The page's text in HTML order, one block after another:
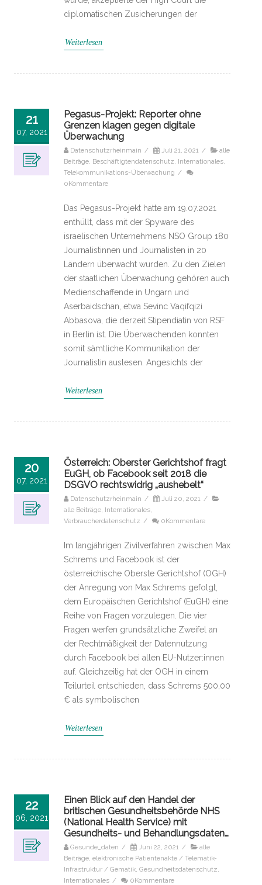
diplomatischen Zusicherungen der
Weiterlesen
21
07, 2021
Pegasus-Projekt: Reporter ohne
Grenzen klagen gegen digitale
Überwachung
Datenschutzrheinmain / Juli 21, 2021 /
alle
Beiträge Beschäftigtendatenschutz Internationales
Telekommunikations-Überwachung /
0Kommentare
Das Pegasus-Projekt hatte am 19.07.2021
enthüllt, dass mit der Spyware des
israelischen Unternehmens NSO Group 180
Journalistinnen und Journalisten in 20
Ländern überwacht wurden. Zu den Zielen
der staatlichen Überwachung gehören auch
Medienschaffende in Ungarn und
Aserbaidschan, etwa Sevinc Vaqifqizi
Abbasova, die derzeit Stipendiatin von RSF
in Berlin ist. Die Überwachenden konnten
somit sämtliche Kommunikation der
Journalistin auslesen. Angesichts der
Weiterlesen
20
07, 2021
Österreich: Oberster Gerichtshof fragt
EuGH, ob Facebook seit 2018 die
DSGVO rechtswidrig „aushebelt“
Datenschutzrheinmain / Juli 20, 2021 /
alle Beiträge Internationales
Verbraucherdatenschutz / 0Kommentare
Im langjährigen Zivilverfahren zwischen Max
Schrems und Facebook ist der
österreichische Oberste Gerichtshof (OGH)
der Anregung von Max Schrems gefolgt,
dem Europäischen Gerichtshof (EuGH) eine
Reihe von Fragen vorzulegen. Die vier
Fragen werfen grundsätzliche Zweifel an
der Rechtmäßigkeit der Datennutzung
durch Facebook bei allen EU-Nutzer:innen
auf. Gleichzeitig hat der OGH in einem
Teilurteil entschieden, dass Schrems 500,00
€ als symbolischen
Weiterlesen
22
06, 2021
Einen Blick auf den Handel der
britischen Gesundheitsbehörde NHS
(National Health Service) mit
Gesundheits- und Behandlungsdaten…
Gesunde_daten / Juni 22, 2021 /
alle
Beiträge elektronische Patientenakte / Telematik-
Infrastruktur / Gematik Gesundheitsdatenschutz
Internationales / 0Kommentare